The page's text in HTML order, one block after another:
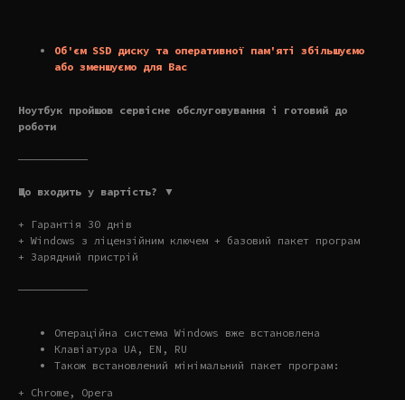
Об'єм SSD диску та оперативної пам'яті збільшуємо
або зменшуємо для Вас
Ноутбук пройшов сервісне обслуговування і готовий до
роботи
———————————
Що входить у вартість? ▼
+ Гарантія 30 днів
+ Windows з ліцензійним ключем + базовий пакет програм
+ Зарядний пристрій
———————————
Операційна система Windows вже встановлена
Клавіатура UA, EN, RU
Також встановлений мінімальний пакет програм:
+ Chrome, Opera